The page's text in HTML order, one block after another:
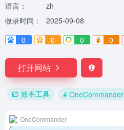
语言：
zh
收录时间：
2025-09-08
0
0 0 0
打开网站
效率工具 # OneCommander
OneCommander